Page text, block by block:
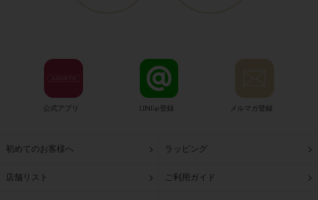
公式アプリ LINE@登録 メルマガ登録
初めてのお客様へ ラッピング
店舗リスト ご利用ガイド